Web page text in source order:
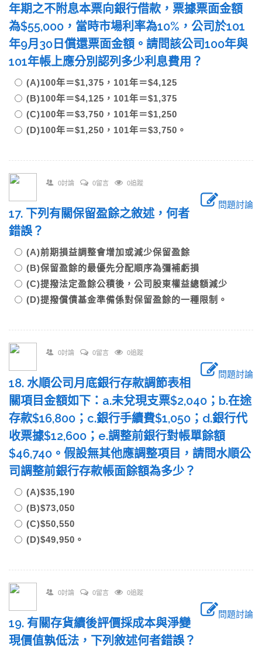
年期之不附息本票向銀行借款，票據票面金額
為$55,000，當時市場利率為10%，公司於101
年9月30日償還票面金額。請問該公司100年與
101年帳上應分別認列多少利息費用？
(A)100年＝$1,375，101年＝$4,125
(B)100年＝$4,125，101年＝$1,375
(C)100年＝$3,750，101年＝$1,250
(D)100年＝$1,250，101年＝$3,750。
0討論 0留言 0追蹤
問題討論
17. 下列有關保留盈餘之敘述，何者
錯誤？
(A)前期損益調整會增加或減少保留盈餘
(B)保留盈餘的最優先分配順序為彌補虧損
(C)提撥法定盈餘公積後，公司股東權益總額減少
(D)提撥償債基金準備係對保留盈餘的一種限制。
0討論 0留言 0追蹤
問題討論
18. 水順公司月底銀行存款調節表相
關項目金額如下：a.未兌現支票$2,040；b.在途
存款$16,800；c.銀行手續費$1,050；d.銀行代
收票據$12,600；e.調整前銀行對帳單餘額
$46,740。假設無其他應調整項目，請問水順公
司調整前銀行存款帳面餘額為多少？
(A)$35,190
(B)$73,050
(C)$50,550
(D)$49,950。
0討論 0留言 0追蹤
問題討論
19. 有關存貨續後評價採成本與淨變
現價值孰低法，下列敘述何者錯誤？